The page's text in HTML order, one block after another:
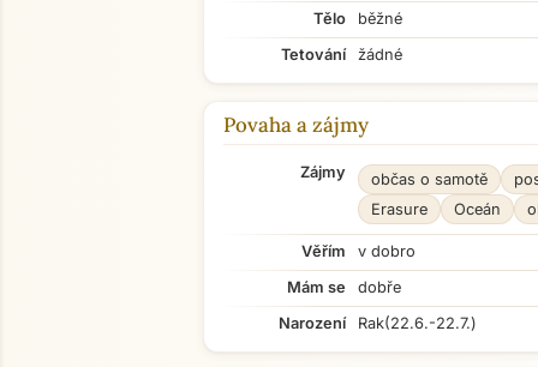
Tělo
běžné
Tetování
žádné
Povaha a zájmy
Zájmy občas o samotě
Erasure
Oceán
Věřím
v dobro
Mám se
dobře
Narození
Rak(22.6.-22.7.)